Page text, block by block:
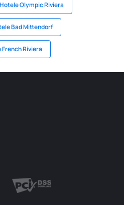
Hotele Olympic Riviera
Bad Mittendorf
Riviera